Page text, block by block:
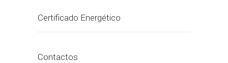
Certificado Energético
Contactos